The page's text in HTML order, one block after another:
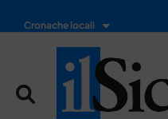
Cronache locali